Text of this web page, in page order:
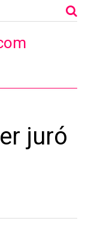
juró